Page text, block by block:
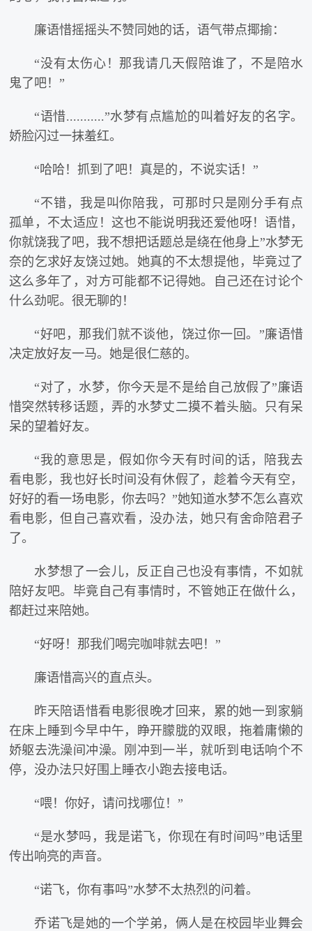
廉语惜摇摇头不赞同她的话，语气带点揶揄：
“没有太伤心！那我请几天假陪谁了，不是陪水
鬼了吧！”
“语惜...........”水梦有点尴尬的叫着好友的名字。
娇脸闪过一抹羞红。
“哈哈！抓到了吧！真是的，不说实话！”
“不错，我是叫你陪我，可那时只是刚分手有点
孤单，不太适应！这也不能说明我还爱他呀！语惜，
你就饶我了吧，我不想把话题总是绕在他身上”水梦无
奈的乞求好友饶过她。她真的不太想提他，毕竟过了
这么多年了，对方可能都不记得她。自己还在讨论个
什么劲呢。很无聊的！
“好吧，那我们就不谈他，饶过你一回。”廉语惜
决定放好友一马。她是很仁慈的。
“对了，水梦，你今天是不是给自己放假了”廉语
惜突然转移话题，弄的水梦丈二摸不着头脑。只有呆
呆的望着好友。
“我的意思是，假如你今天有时间的话，陪我去
看电影，我也好长时间没有休假了，趁着今天有空，
好好的看一场电影，你去吗？”她知道水梦不怎么喜欢
看电影，但自己喜欢看，没办法，她只有舍命陪君子
了。
水梦想了一会儿，反正自己也没有事情，不如就
陪好友吧。毕竟自己有事情时，不管她正在做什么，
都赶过来陪她。
“好呀！那我们喝完咖啡就去吧！”
廉语惜高兴的直点头。
昨天陪语惜看电影很晚才回来，累的她一到家躺
在床上睡到今早中午，睁开朦胧的双眼，拖着庸懒的
娇躯去洗澡间冲澡。刚冲到一半，就听到电话响个不
停，没办法只好围上睡衣小跑去接电话。
“喂！你好，请问找哪位！”
“是水梦吗，我是诺飞，你现在有时间吗”电话里
传出响亮的声音。
“诺飞，你有事吗”水梦不太热烈的问着。
乔诺飞是她的一个学弟，俩人是在校园毕业舞会